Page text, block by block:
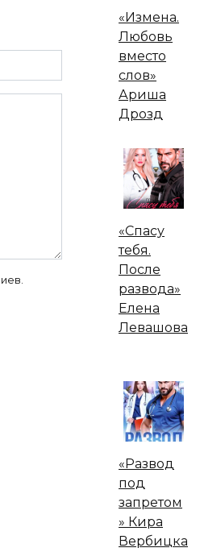
«Измена.
Любовь
вместо
слов»
Ариша
Дрозд
«Спасу
тебя.
После
развода»
Елена
Левашова
«Развод
под
запретом
» Кира
Вербицка